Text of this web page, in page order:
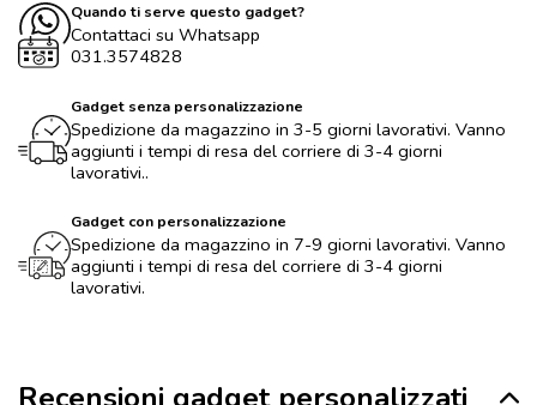
Quando ti serve questo gadget?
Contattaci su Whatsapp
031.3574828
Gadget senza personalizzazione
Spedizione da magazzino in 3-5 giorni lavorativi. Vanno
aggiunti i tempi di resa del corriere di 3-4 giorni
lavorativi..
Gadget con personalizzazione
Spedizione da magazzino in 7-9 giorni lavorativi. Vanno
aggiunti i tempi di resa del corriere di 3-4 giorni
lavorativi.